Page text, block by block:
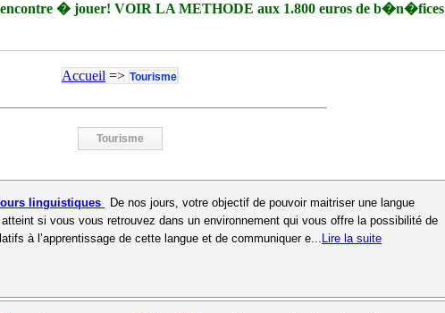
� jouer! VOIR LA METHODE aux 1.800 euros de b�n�fices
Accueil => Tourisme
Tourisme
linguistiques
De nos jours, votre objectif de pouvoir maitriser une langue
si vous vous retrouvez dans un environnement qui vous offre la possibilité de
à l’apprentissage de cette langue et de communiquer e... Lire la suite